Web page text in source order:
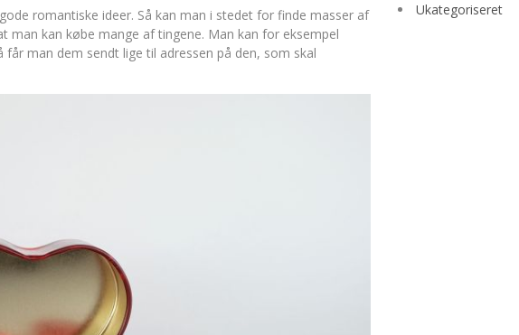
romantiske ideer. Så kan man i stedet for finde masser af
man kan købe mange af tingene. Man kan for eksempel
får man dem sendt lige til adressen på den, som skal
Ukategoriseret